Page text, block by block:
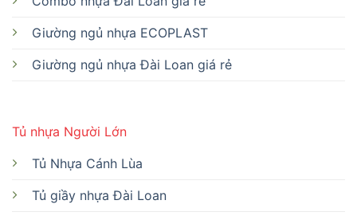
Tủ nhựa Người Lớn
Tủ Nhựa Cánh Lùa
Tủ giầy nhựa Đài Loan
Giường ngủ nhựa ECOPLAST
Giường ngủ nhựa Đài Loan giá rẻ